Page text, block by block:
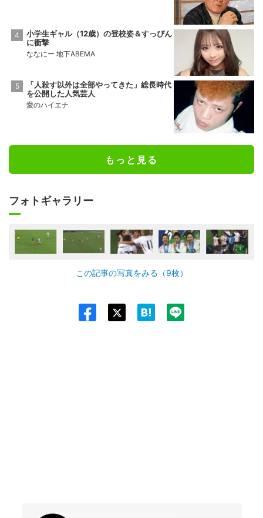
小学生ギャル（12歳）の登校姿＆すっぴん
に衝撃
ななにー 地下ABEMA
「人殺す以外は全部やってきた」総長時代
を公開した人気芸人
愛のハイエナ
もっと見る
フォトギャラリー
この記事の写真をみる（9枚）